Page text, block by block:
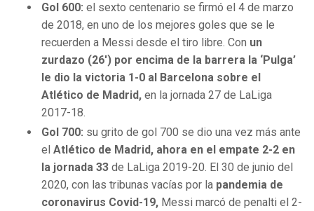
Gol 600: el sexto centenario se firmó el 4 de marzo
de 2018, en uno de los mejores goles que se le
recuerden a Messi desde el tiro libre. Con un
zurdazo (26′) por encima de la barrera la ‘Pulga’
le dio la victoria 1-0 al Barcelona sobre el
Atlético de Madrid, en la jornada 27 de LaLiga
2017-18.
Gol 700: su grito de gol 700 se dio una vez más ante
elAtlético de Madrid, ahora en el empate 2-2 en
la jornada 33 de LaLiga 2019-20. El 30 de junio del
2020, con las tribunas vacías por la pandemia de
coronavirus Covid-19, Messi marcó de penalti el 2-